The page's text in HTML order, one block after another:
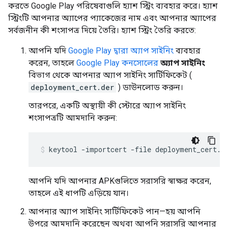
করতে Google Play পরিষেবাগুলি হ্যাশ স্ট্রিং ব্যবহার করে। হ্যাশ
স্ট্রিংটি আপনার অ্যাপের প্যাকেজের নাম এবং আপনার অ্যাপের
সর্বজনীন কী শংসাপত্র দিয়ে তৈরি। হ্যাশ স্ট্রিং তৈরি করতে:
আপনি যদি Google Play দ্বারা অ্যাপ সাইনিং ব্যবহার
করেন, তাহলে Google Play কনসোলের অ্যাপ সাইনিং
বিভাগ থেকে আপনার অ্যাপ সাইনিং সার্টিফিকেট (
deployment_cert.der ) ডাউনলোড করুন।
তারপরে, একটি অস্থায়ী কী স্টোরে অ্যাপ সাইনিং
শংসাপত্রটি আমদানি করুন:
আপনি যদি আপনার APKগুলিতে সরাসরি স্বাক্ষর করেন,
তাহলে এই ধাপটি এড়িয়ে যান।
আপনার অ্যাপ সাইনিং সার্টিফিকেট পান—হয় আপনি
উপরে আমদানি করেছেন অথবা আপনি সরাসরি আপনার